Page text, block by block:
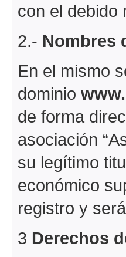
con el debido
2.- Nombres
En el mismo
dominio
de forma
asociación
su legítimo
económico
registro y
3 Derechos